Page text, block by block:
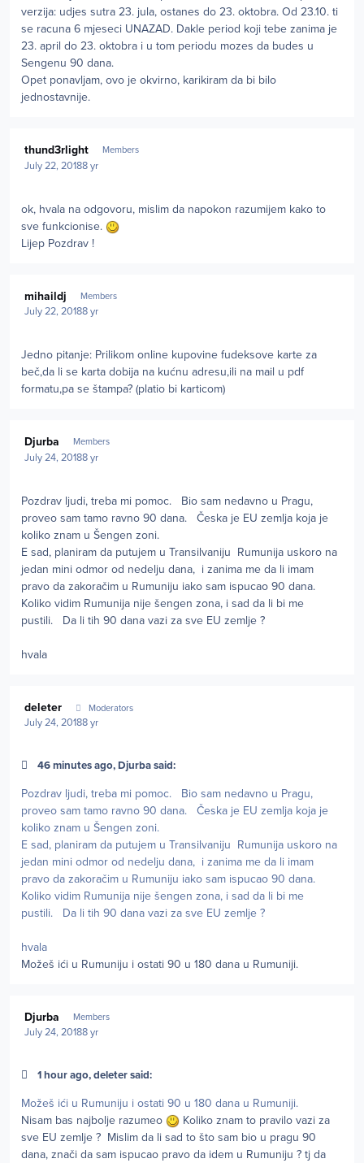
verzija: udjes sutra 23. jula, ostanes do 23. oktobra. Od 23.10. ti
se racuna 6 mjeseci UNAZAD. Dakle period koji tebe zanima je
23. april do 23. oktobra i u tom periodu mozes da budes u
Sengenu 90 dana.
Opet ponavljam, ovo je okvirno, karikiram da bi bilo
jednostavnije.
thund3rlight Members
July 22, 20188 yr
ok, hvala na odgovoru, mislim da napokon razumijem kako to
sve funkcionise.
Lijep Pozdrav !
mihaildj Members
July 22, 20188 yr
Jedno pitanje: Prilikom online kupovine fudeksove karte za
beč,da li se karta dobija na kućnu adresu,ili na mail u pdf
formatu,pa se štampa? (platio bi karticom)
Djurba Members
July 24, 20188 yr
Pozdrav ljudi, treba mi pomoc. Bio sam nedavno u Pragu,
proveo sam tamo ravno 90 dana. Česka je EU zemlja koja je
koliko znam u Šengen zoni.
E sad, planiram da putujem u Transilvaniju Rumunija uskoro na
jedan mini odmor od nedelju dana, i zanima me da li imam
pravo da zakoračim u Rumuniju iako sam ispucao 90 dana.
Koliko vidim Rumunija nije šengen zona, i sad da li bi me
pustili. Da li tih 90 dana vazi za sve EU zemlje ?
hvala
deleter Moderators
July 24, 20188 yr
46 minutes ago, Djurba said:
Pozdrav ljudi, treba mi pomoc. Bio sam nedavno u Pragu,
proveo sam tamo ravno 90 dana. Česka je EU zemlja koja je
koliko znam u Šengen zoni.
E sad, planiram da putujem u Transilvaniju Rumunija uskoro na
jedan mini odmor od nedelju dana, i zanima me da li imam
pravo da zakoračim u Rumuniju iako sam ispucao 90 dana.
Koliko vidim Rumunija nije šengen zona, i sad da li bi me
pustili. Da li tih 90 dana vazi za sve EU zemlje ?
hvala
Možeš ići u Rumuniju i ostati 90 u 180 dana u Rumuniji.
Djurba Members
July 24, 20188 yr
1 hour ago, deleter said:
Možeš ići u Rumuniju i ostati 90 u 180 dana u Rumuniji.
Nisam bas najbolje razumeo
Koliko znam to pravilo vazi za
sve EU zemlje ? Mislim da li sad to što sam bio u pragu 90
dana, znači da sam ispucao pravo da idem u Rumuniju ? tj da